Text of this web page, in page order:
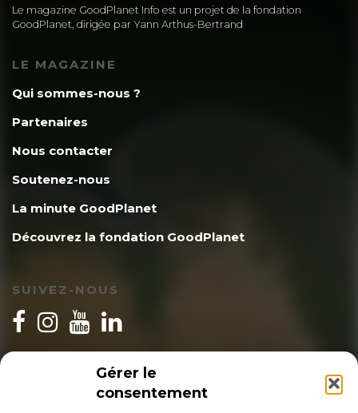
Gérer le
consentement
Le magazine GoodPlanet Info est un projet de la fondation
GoodPlanet, dirigée par Yann Arthus-Bertrand
LE MAGAZINE
Qui sommes-nous ?
Partenaires
Nous contacter
Soutenez-nous
La minute GoodPlanet
Découvrez la fondation GoodPlanet
SUIVEZ-NOUS
INSCRIPTION NEWSLETTER